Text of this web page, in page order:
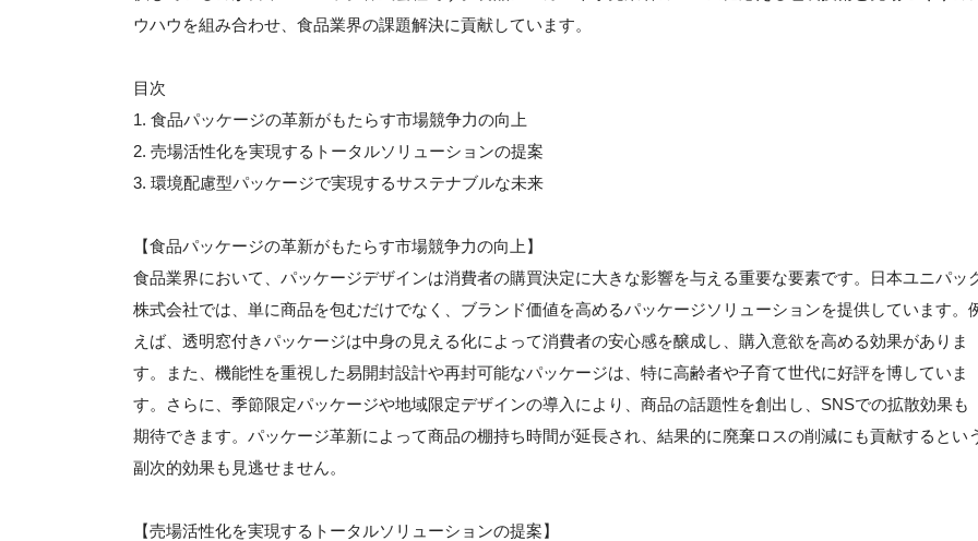
ウハウを組み合わせ、食品業界の課題解決に貢献しています。
目次
1. 食品パッケージの革新がもたらす市場競争力の向上
2. 売場活性化を実現するトータルソリューションの提案
3. 環境配慮型パッケージで実現するサステナブルな未来
【食品パッケージの革新がもたらす市場競争力の向上】
食品業界において、パッケージデザインは消費者の購買決定に大きな影響を与える重要な要素です。日本ユニパッ
株式会社では、単に商品を包むだけでなく、ブランド価値を高めるパッケージソリューションを提供しています。
えば、透明窓付きパッケージは中身の見える化によって消費者の安心感を醸成し、購入意欲を高める効果がありま
す。また、機能性を重視した易開封設計や再封可能なパッケージは、特に高齢者や子育て世代に好評を博していま
す。さらに、季節限定パッケージや地域限定デザインの導入により、商品の話題性を創出し、SNSでの拡散効果も
期待できます。パッケージ革新によって商品の棚持ち時間が延長され、結果的に廃棄ロスの削減にも貢献するとい
副次的効果も見逃せません。
【売場活性化を実現するトータルソリューションの提案】